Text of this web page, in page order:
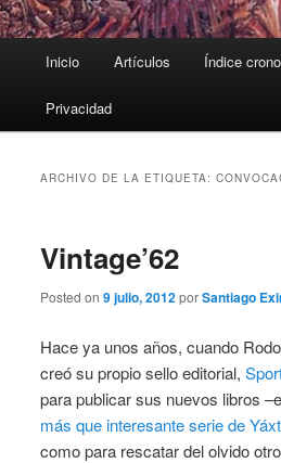
Inicio Artículos Índice
Privacidad
ARCHIVO DE LA ETIQUETA:
Vintage’62
Posted on 9 julio, 2012porSantiago
Hace ya unos años, cuando
creó su propio sello editorial,
para publicar sus nuevos libros
más que interesante serie de
como para rescatar del olvido